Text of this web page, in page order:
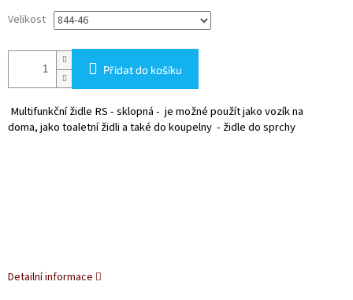
cena:
Velikost
Přidat do košíku
Multifunkční židle RS - sklopná - je možné použít jako vozík na
doma, jako toaletní židli a také do koupelny - židle do sprchy
Detailní informace